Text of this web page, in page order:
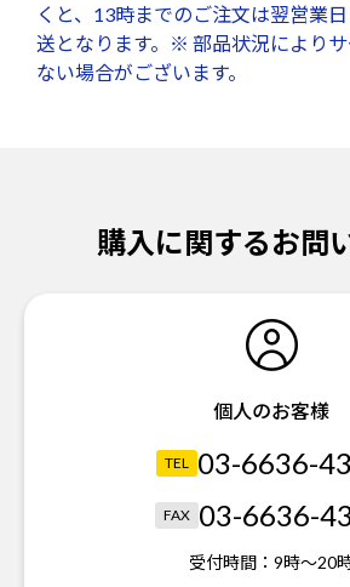
くと、13時までのご注文は翌営業
送となります。※ 部品状況により
ない場合がございます。
購入に関するお問
個人のお客様
TEL 03-6636-
FAX 03-6636-
受付時間： 9時～20